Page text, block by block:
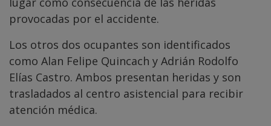
provocadas por el accidente.
Los otros dos ocupantes son identificados
como Alan Felipe Quincach y Adrián Rodolfo
Elías Castro. Ambos presentan heridas y son
trasladados al centro asistencial para recibir
atención médica.